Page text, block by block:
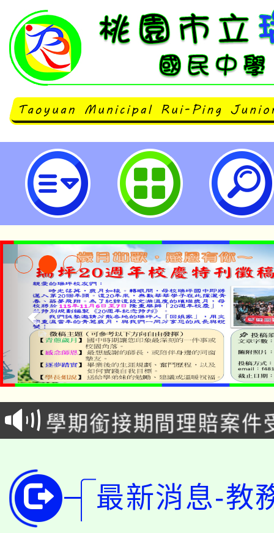
國立清華大學辦理「113年度中小
長甄試實作課程」-桃園市立瑞坪
淨零綠生活教案入校路
會
115年食農教育專業人
程
學期銜接期間理賠案件
版
淨零綠領人才培育課程
公告本校115學年度第
代理(課)教師甄選結果(
「2026金融保險知識
最新消息-教